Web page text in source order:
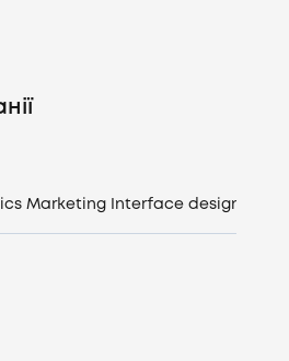
Увійти
Marketing Interface design